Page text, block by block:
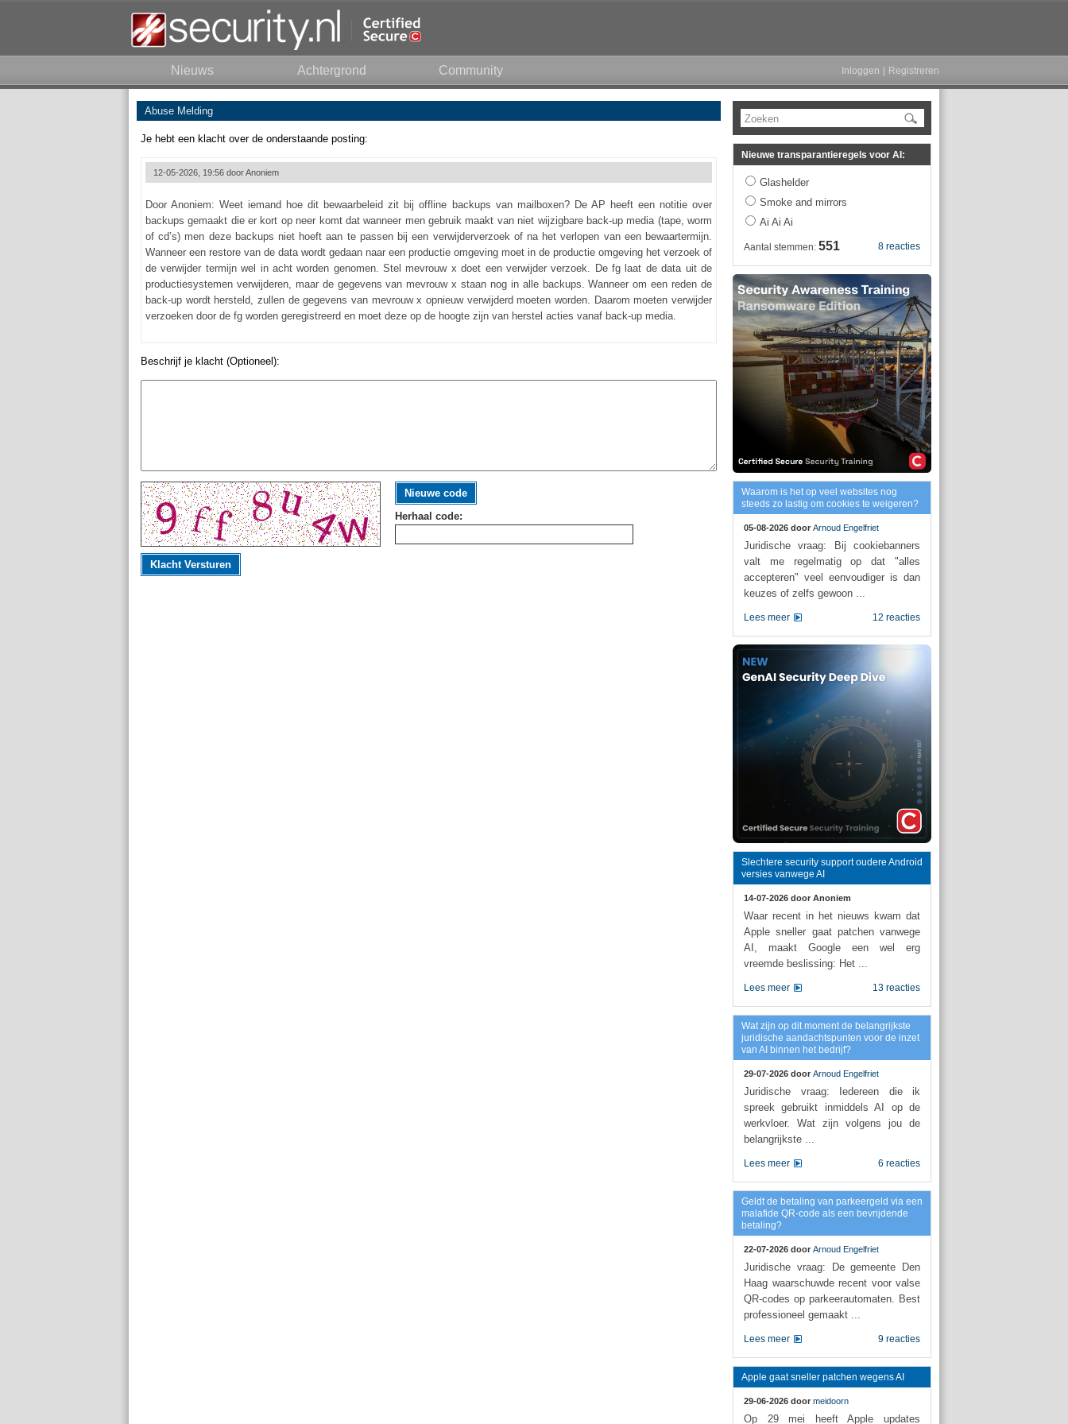
Nieuws Achtergrond Community Inloggen Registreren
Abuse Melding
Je hebt een klacht over de onderstaande posting:
12-05-2026, 19:56 doorAnoniem
Door Anoniem: Weet iemand hoe dit bewaarbeleid zit bij offline backups van mailboxen? De AP heeft een notitie over
backups gemaakt die er kort op neer komt dat wanneer men gebruik maakt van niet wijzigbare back-up media (tape, worm
of cd’s) men deze backups niet hoeft aan te passen bij een verwijderverzoek of na het verlopen van een bewaartermijn.
Wanneer een restore van de data wordt gedaan naar een productie omgeving moet in de productie omgeving het verzoek of
de verwijder termijn wel in acht worden genomen. Stel mevrouw x doet een verwijder verzoek. De fg laat de data uit de
productiesystemen verwijderen, maar de gegevens van mevrouw x staan nog in alle backups. Wanneer om een reden de
back-up wordt hersteld, zullen de gegevens van mevrouw x opnieuw verwijderd moeten worden. Daarom moeten verwijder
verzoeken door de fg worden geregistreerd en moet deze op de hoogte zijn van herstel acties vanaf back-up media.
Beschrijf je klacht (Optioneel):
Nieuwe code
Herhaal code:
Klacht Versturen
Zoeken
Nieuwe transparantieregels voor AI:
Glashelder
Smoke and mirrors
Ai Ai Ai
8 reacties
Aantal stemmen: 551
Waarom is het op veel websites nog
steeds zo lastig om cookies te weigeren?
05-08-2026 door Arnoud Engelfriet
Juridische vraag: Bij cookiebanners
valt me regelmatig op dat "alles
accepteren" veel eenvoudiger is dan
keuzes of zelfs gewoon ...
12 reacties
Lees meer
Slechtere security support oudere Android
versies vanwege AI
14-07-2026 door Anoniem
Waar recent in het nieuws kwam dat
Apple sneller gaat patchen vanwege
AI, maakt Google een wel erg
vreemde beslissing: Het ...
13 reacties
Lees meer
Wat zijn op dit moment de belangrijkste
juridische aandachtspunten voor de inzet
van AI binnen het bedrijf?
29-07-2026 door Arnoud Engelfriet
Juridische vraag: Iedereen die ik
spreek gebruikt inmiddels AI op de
werkvloer. Wat zijn volgens jou de
belangrijkste ...
6 reacties
Lees meer
Geldt de betaling van parkeergeld via een
malafide QR-code als een bevrijdende
betaling?
22-07-2026 door Arnoud Engelfriet
Juridische vraag: De gemeente Den
Haag waarschuwde recent voor valse
QR-codes op parkeerautomaten. Best
professioneel gemaakt ...
9 reacties
Lees meer
Apple gaat sneller patchen wegens AI
29-06-2026 door meidoorn
Op 29 mei heeft Apple updates